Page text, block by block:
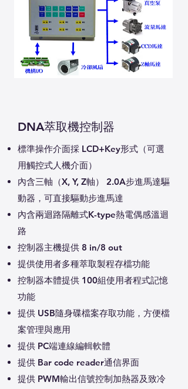
DNA萃取機控制器
標準操作介面採 LCD+Key形式（可選
用觸控式人機介面）
內含三軸（X, Y, Z軸） 2.0A步進馬達驅
動器，可直接驅動步進馬達
內含兩迴路隔離式K-type熱電偶感溫迴
路
控制器主機提供 8 in/8 out
提供使用者多種萃取製程存檔功能
控制器本體提供 100組使用者程式記憶
功能
提供 USB隨身碟檔案存取功能，方便檔
案管理與應用
提供 PC端連線編輯軟體
提供 Bar code reader通信界面
提供 PWM輸出信號控制加熱器及致冷